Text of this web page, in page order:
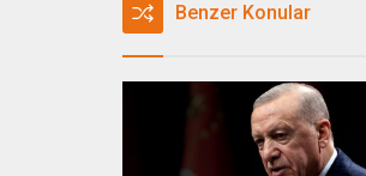
Benzer Konular